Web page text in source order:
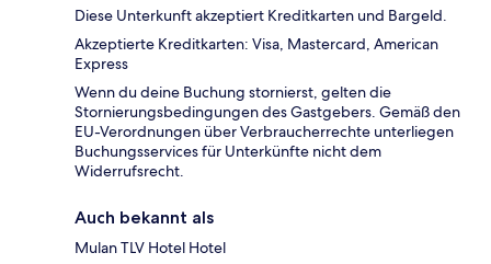
Diese Unterkunft akzeptiert Kreditkarten und Bargeld.
Akzeptierte Kreditkarten: Visa, Mastercard, American
Express
Wenn du deine Buchung stornierst, gelten die
Stornierungsbedingungen des Gastgebers. Gemäß den
EU-Verordnungen über Verbraucherrechte unterliegen
Buchungsservices für Unterkünfte nicht dem
Widerrufsrecht.
Auch bekannt als
Mulan TLV Hotel Hotel